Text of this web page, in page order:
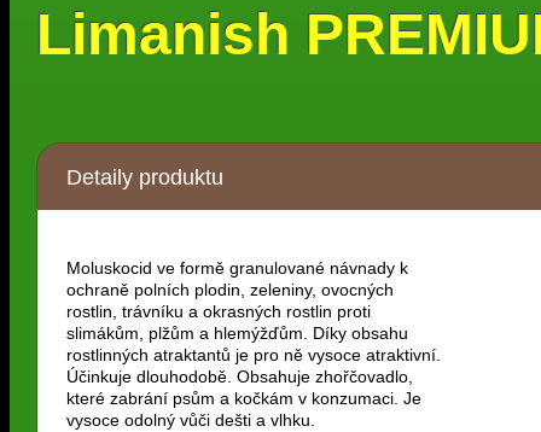
Limanish
Detaily produktu
Moluskocid ve formě granulované návnady k
ochraně polních plodin, zeleniny, ovocných
rostlin, trávníku a okrasných rostlin proti
slimákům, plžům a hlemýžďům. Díky obsahu
rostlinných atraktantů je pro ně vysoce atraktivní.
Účinkuje dlouhodobě. Obsahuje zhořčovadlo,
které zabrání psům a kočkám v konzumaci. Je
vysoce odolný vůči dešti a vlhku.